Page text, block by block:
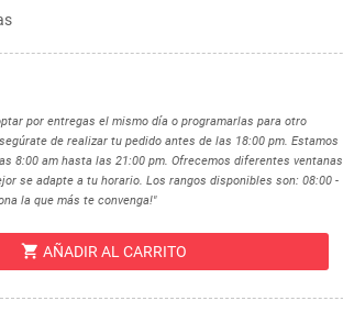
por entregas el mismo día o programarlas para otro
de realizar tu pedido antes de las 18:00 pm. Estamos
8:00 am hasta las 21:00 pm. Ofrecemos diferentes ventanas
se adapte a tu horario. Los rangos disponibles son: 08:00 -
la que más te convenga!"
shopping_cart AÑADIR AL CARRITO